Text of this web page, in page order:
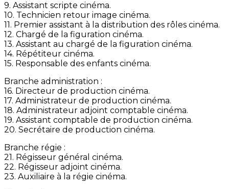
9. Assistant scripte cinéma.
10. Technicien retour image cinéma.
11. Premier assistant à la distribution des rôles cinéma.
12. Chargé de la figuration cinéma.
13. Assistant au chargé de la figuration cinéma.
14. Répétiteur cinéma.
15. Responsable des enfants cinéma.
Branche administration :
16. Directeur de production cinéma.
17. Administrateur de production cinéma.
18. Administrateur adjoint comptable cinéma.
19. Assistant comptable de production cinéma.
20. Secrétaire de production cinéma.
Branche régie :
21. Régisseur général cinéma.
22. Régisseur adjoint cinéma.
23. Auxiliaire à la régie cinéma.